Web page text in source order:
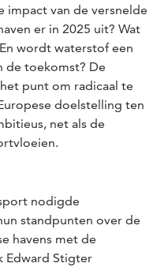
impact van de versnelde
er in 2025 uit? Wat
wordt waterstof een
de toekomst? De
punt om radicaal te
doelstelling ten
net als de
nodigde
standpunten over de
havens met de
Edward Stigter